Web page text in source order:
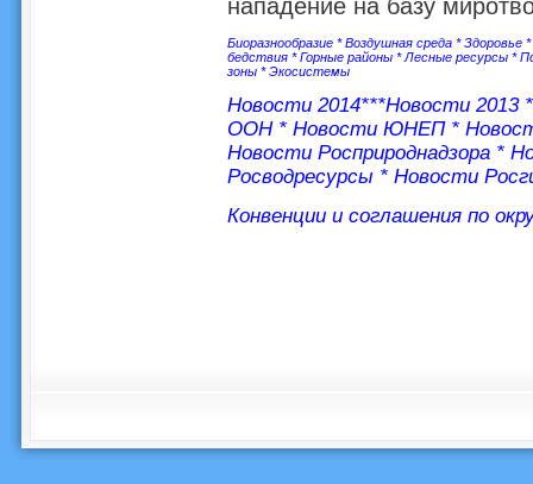
нападение на базу
Биоразнообразие *Воздушная среда *Здоровье *
бедствия *Горные районы *Лесные ресурсы *
зоны *Экосистемы
Новости 2014***Новости 2013
ООН* Новости ЮНЕП*
Новости Росприроднадзора*
Росводресурсы * Новости
Конвенции и соглашения по